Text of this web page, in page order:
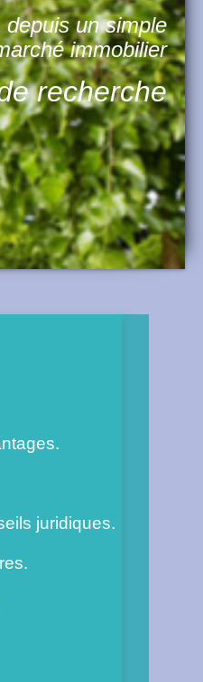
un simple
immobilier
recherche
juridiques.